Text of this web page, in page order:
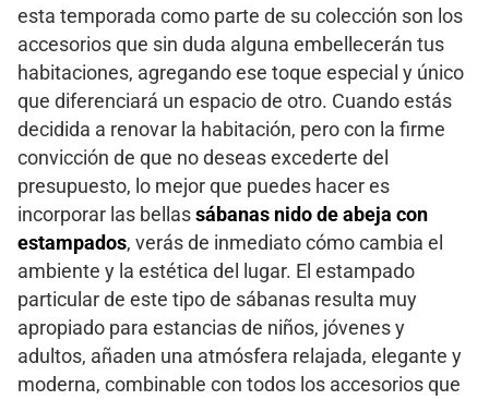
esta temporada como parte de su colección son los
accesorios que sin duda alguna embellecerán tus
habitaciones, agregando ese toque especial y único
que diferenciará un espacio de otro. Cuando estás
decidida a renovar la habitación, pero con la firme
convicción de que no deseas excederte del
presupuesto, lo mejor que puedes hacer es
incorporar las bellas sábanas nido de abeja con
estampados, verás de inmediato cómo cambia el
ambiente y la estética del lugar. El estampado
particular de este tipo de sábanas resulta muy
apropiado para estancias de niños, jóvenes y
adultos, añaden una atmósfera relajada, elegante y
moderna, combinable con todos los accesorios que